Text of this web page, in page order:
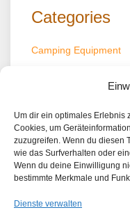
Um dir ein optimales Erlebnis
Cookies, um
zuzugreifen. Wenn du diesen
wie das Surfverhalten oder
Wenn du deine Einwilligung
bestimmte Merkmale und
Dienste verwalten
Categories
Camping Equipment
Information
Uncategorized